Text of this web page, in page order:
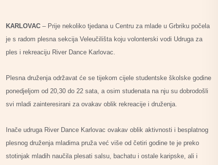
KARLOVAC – Prije nekoliko tjedana u Centru za mlade u Grbriku počela
je s radom plesna sekcija Veleučilišta koju volonterski vodi Udruga za
ples i rekreaciju River Dance Karlovac.
Plesna druženja održavat će se tijekom cijele studentske školske godine
ponedjeljom od 20,30 do 22 sata, a osim studenata na nju su dobrodošli
svi mladi zainteresirani za ovakav oblik rekreacije i druženja.
Inače udruga River Dance Karlovac ovakav oblik aktivnosti i besplatnog
plesnog druženja mladima pruža već više od četiri godine te je preko
stotinjak mladih naučila plesati salsu, bachatu i ostale karipske, ali i